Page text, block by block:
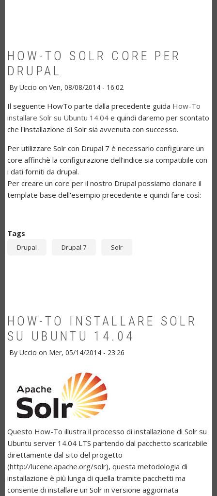
HOW-TO SOLR CORE PER
DRUPAL
By Uccio on Ven, 08/08/2014 - 16:02
Il seguente HowTo parte dalla precedente guida How-To
installare Solr su Ubuntu 14.04 e quindi daremo per scontato
che l'installazione di Solr sia avvenuta con successo.
Per utilizzare Solr con Drupal 7 è necessario configurare un
core affinchè la configurazione dell'indice sia compatibile con
i dati forniti da drupal.
Per creare un core per il nostro Drupal possiamo clonare il
template base dell'esempio precedente e quindi fare così:
Tags
Drupal Drupal 7 Solr
HOW-TO INSTALLARE SOLR
SU UBUNTU 14.04
By Uccio on Mer, 05/14/2014 - 23:26
Questo How-To illustra il processo di installazione di Solr su
Ubuntu server 14.04 LTS partendo dal pacchetto scaricabile
direttamente dal sito del progetto
(http://lucene.apache.org/solr), questa metodologia di
installazione è più lunga di quella tramite pacchetti ma
consente di installare un Solr in versione aggiornata